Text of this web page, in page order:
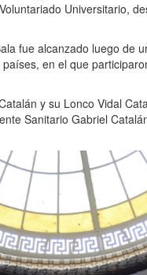
Universitario,
fue alcanzado luego de
en el que
y su Lonco Vidal
Sanitario Gabriel